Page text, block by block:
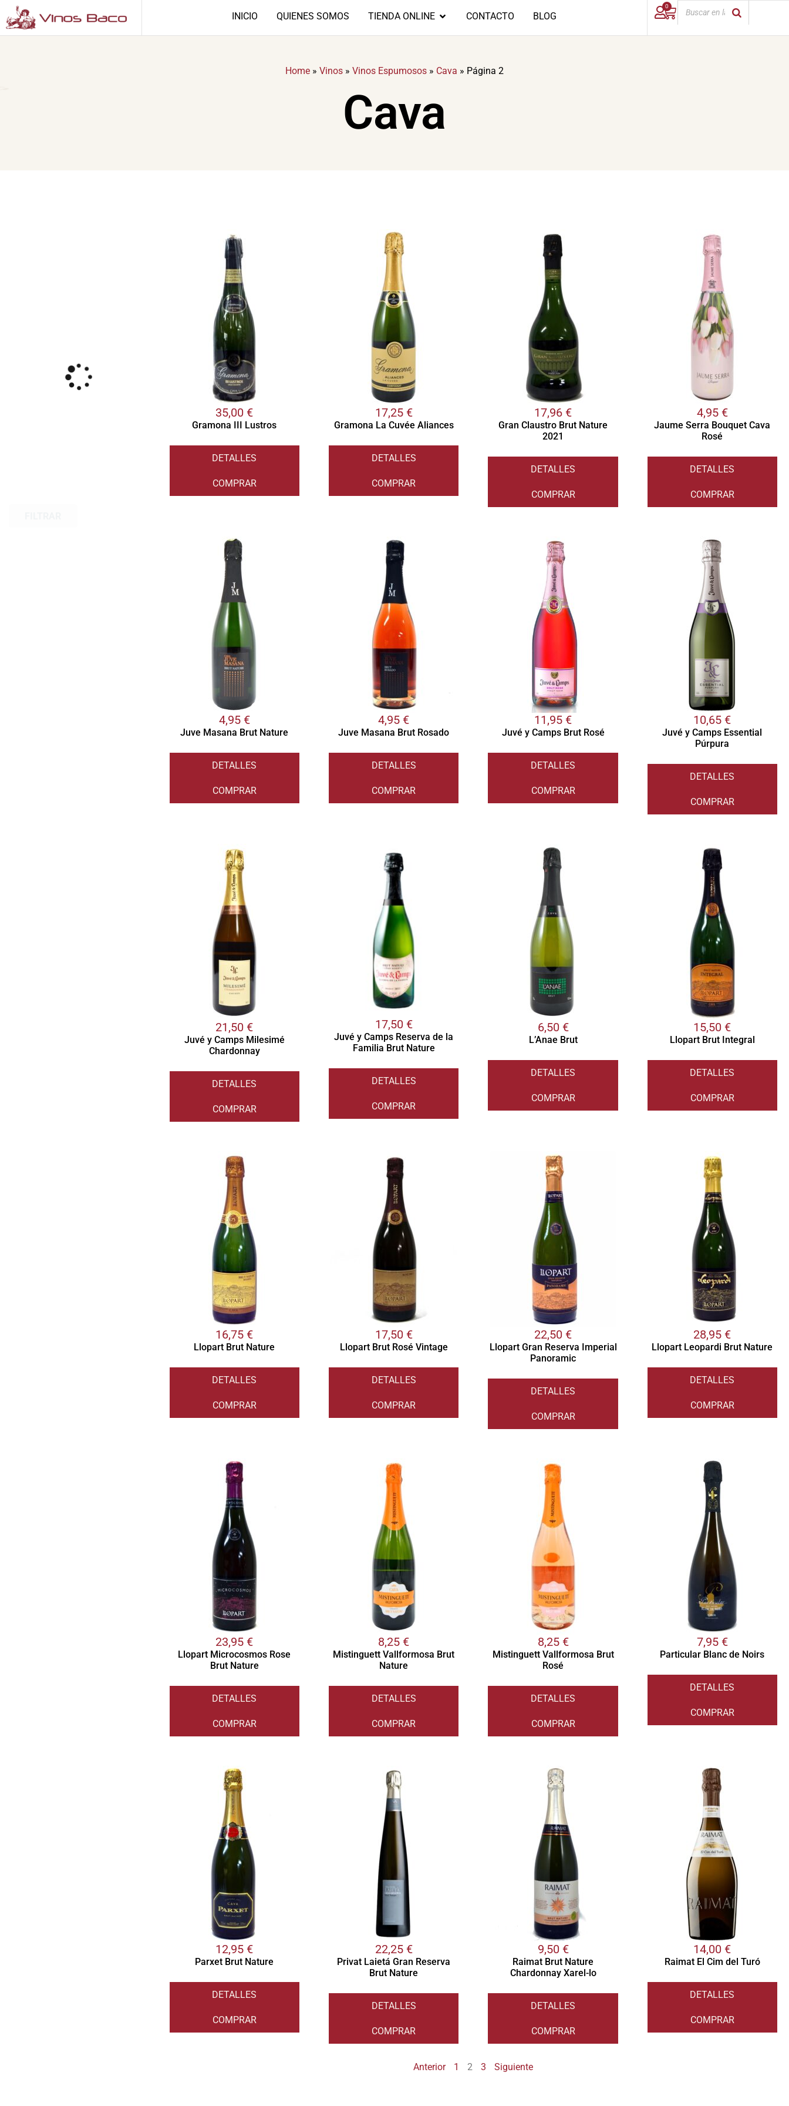
INICIO QUIENES SOMOS TIENDA ONLINE CONTACTO BLOG
0
Home » Vinos » Vinos Espumosos » Cava » Página 2
Cava
35,00 €
Gramona III Lustros
DETALLES
COMPRAR
17,25 €
Gramona La Cuvée Aliances
DETALLES
COMPRAR
17,96 €
Gran Claustro Brut Nature
2021
DETALLES
COMPRAR
4,95 €
Jaume Serra Bouquet Cava
Rosé
DETALLES
COMPRAR
4,95 €
Juve Masana Brut Nature
DETALLES
COMPRAR
4,95 €
Juve Masana Brut Rosado
DETALLES
COMPRAR
11,95 €
Juvé y Camps Brut Rosé
DETALLES
COMPRAR
10,65 €
Juvé y Camps Essential
Púrpura
DETALLES
COMPRAR
21,50 €
Juvé y Camps Milesimé
Chardonnay
DETALLES
COMPRAR
17,50 €
Juvé y Camps Reserva de la
Familia Brut Nature
DETALLES
COMPRAR
6,50 €
L’Anae Brut
DETALLES
COMPRAR
15,50 €
Llopart Brut Integral
DETALLES
COMPRAR
16,75 €
Llopart Brut Nature
DETALLES
COMPRAR
17,50 €
Llopart Brut Rosé Vintage
DETALLES
COMPRAR
22,50 €
Llopart Gran Reserva Imperial
Panoramic
DETALLES
COMPRAR
28,95 €
Llopart Leopardi Brut Nature
DETALLES
COMPRAR
23,95 €
Llopart Microcosmos Rose
Brut Nature
DETALLES
COMPRAR
8,25 €
Mistinguett Vallformosa Brut
Nature
DETALLES
COMPRAR
8,25 €
Mistinguett Vallformosa Brut
Rosé
DETALLES
COMPRAR
7,95 €
Particular Blanc de Noirs
DETALLES
COMPRAR
12,95 €
Parxet Brut Nature
DETALLES
COMPRAR
22,25 €
Privat Laietá Gran Reserva
Brut Nature
DETALLES
COMPRAR
9,50 €
Raimat Brut Nature
Chardonnay Xarel-lo
DETALLES
COMPRAR
14,00 €
Raimat El Cim del Turó
DETALLES
COMPRAR
Anterior 1 2 3 Siguiente